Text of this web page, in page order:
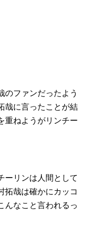
のファンだったよう
哉に言ったことが結
重ねようがリンチー
ーリンは人間として
拓哉は確かにカッコ
んなこと言われるっ